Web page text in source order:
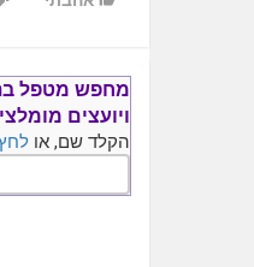
מחפש מטפל
ויועצים
הקלד שם, או